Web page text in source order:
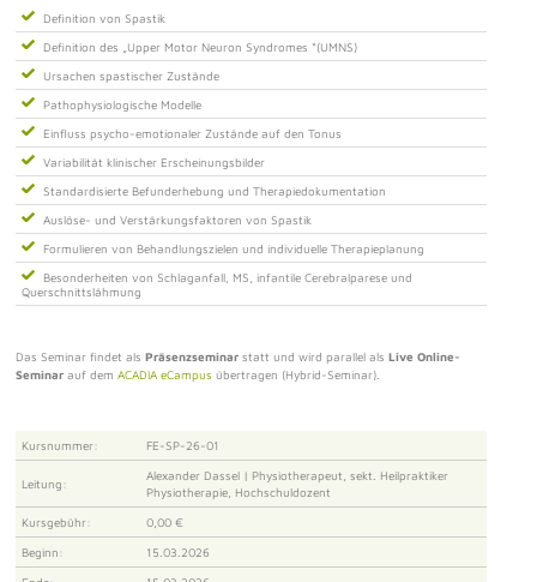
Definition von Spastik
Definition des „Upper Motor Neuron Syndromes “(UMNS)
Ursachen spastischer Zustände
Pathophysiologische Modelle
Einfluss psycho-emotionaler Zustände auf den Tonus
Variabilität klinischer Erscheinungsbilder
Standardisierte Befunderhebung und Therapiedokumentation
Auslöse- und Verstärkungsfaktoren von Spastik
Formulieren von Behandlungszielen und individuelle Therapieplanung
Besonderheiten von Schlaganfall, MS, infantile Cerebralparese und
Querschnittslähmung
Das Seminar findet als Präsenzseminar statt und wird parallel als Live Online-
Seminar auf dem ACADIA eCampus übertragen (Hybrid-Seminar).
Kursnummer: FE-SP-26-01
Leitung:
Alexander Dassel | Physiotherapeut, sekt. Heilpraktiker
Physiotherapie, Hochschuldozent
Kursgebühr: 0,00 €
Beginn: 15.03.2026